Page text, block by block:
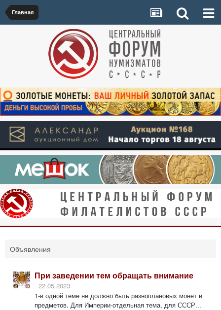
Главная
Объявления
При заведении тем обращать внимание
22.05.2023
1-в одной теме не должно быть разноплановых монет и
предметов. Для Империи-отдельная тема, для СССР...